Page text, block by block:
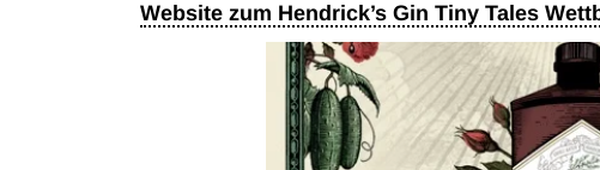
Website zum Hendrick’s Gin Tiny Tales